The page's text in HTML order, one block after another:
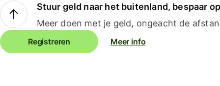
Stuur geld naar het buitenland, bespaar
Meer doen met je geld, ongeacht de
Registreren Meer info